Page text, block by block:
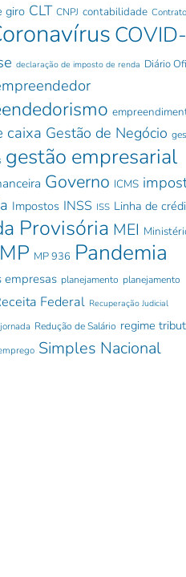
giro CLT CNPJ contabilidade
COVID-
declaração de imposto de renda Diário
caixa Gestão de Negócio
gestão empresarial
Governo ICMS
Impostos INSS ISS Linha de
Provisória MEI
MP MP 936 Pandemia
empresas planejamento planejamento
Federal Recuperação Judicial
Redução de Salário regime
Simples Nacional